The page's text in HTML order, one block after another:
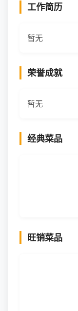
工作简历
暂无
荣誉成就
暂无
经典菜品
旺销菜品